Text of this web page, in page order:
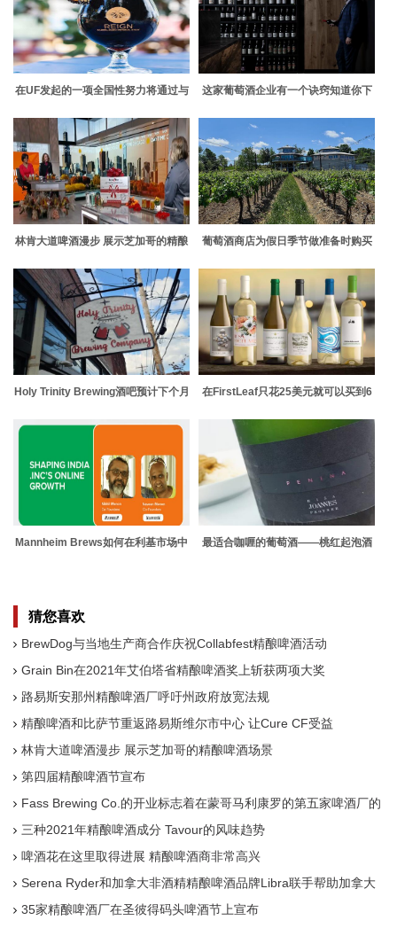
在UF发起的一项全国性努力将通过与
这家葡萄酒企业有一个诀窍知道你下
林肯大道啤酒漫步 展示芝加哥的精酿
葡萄酒商店为假日季节做准备时购买
Holy Trinity Brewing酒吧预计下个月
在FirstLeaf只花25美元就可以买到6
Mannheim Brews如何在利基市场中
最适合咖喱的葡萄酒——桃红起泡酒
猜您喜欢
BrewDog与当地生产商合作庆祝Collabfest精酿啤酒活动
Grain Bin在2021年艾伯塔省精酿啤酒奖上斩获两项大奖
路易斯安那州精酿啤酒厂呼吁州政府放宽法规
精酿啤酒和比萨节重返路易斯维尔市中心 让Cure CF受益
林肯大道啤酒漫步 展示芝加哥的精酿啤酒场景
第四届精酿啤酒节宣布
Fass Brewing Co.的开业标志着在蒙哥马利康罗的第五家啤酒厂的
精酿啤酒场景
三种2021年精酿啤酒成分 Tavour的风味趋势
啤酒花在这里取得进展 精酿啤酒商非常高兴
Serena Ryder和加拿大非酒精精酿啤酒品牌Libra联手帮助加拿大
人找到平衡
35家精酿啤酒厂在圣彼得码头啤酒节上宣布